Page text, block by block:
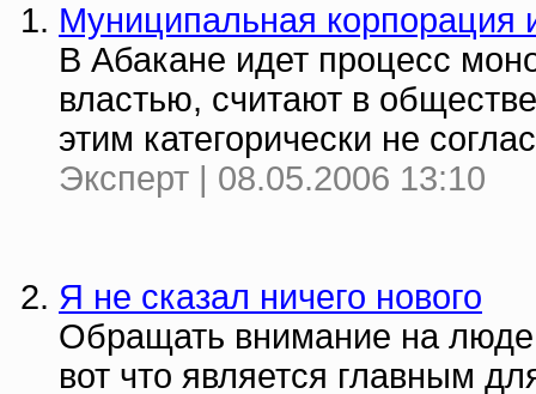
Муниципальная корпорация
В Абакане идет процесс
властью, считают в
этим категорически не
Эксперт | 08.05.2006 13:10
Я не сказал ничего нового
Обращать внимание на
вот что является главным